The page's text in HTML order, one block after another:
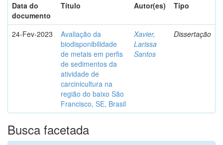
Data do
documento
Título Autor(es) Tipo
24-Fev-2023
Avaliação da
biodisponibilidade
de metais em perfis
de sedimentos da
atividade de
carcinicultura na
região do baixo São
Francisco, SE, Brasil
Xavier,
Larissa
Santos
Dissertação
Busca facetada